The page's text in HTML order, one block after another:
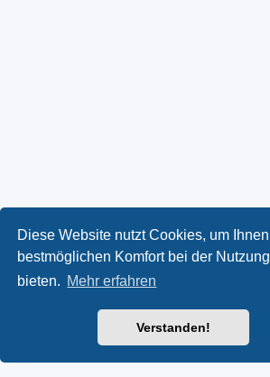
Diese Website nutzt Cookies, um
bestmöglichen Komfort bei der
bieten. Mehr erfahren
Verstanden!